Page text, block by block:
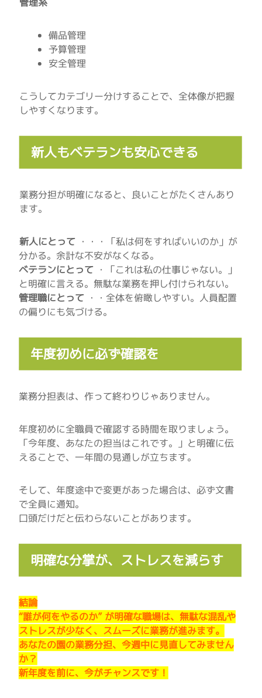
備品管理
予算管理
安全管理
こうしてカテゴリー分けすることで、全体像が把握
しやすくなります。
新人もベテランも安心できる
業務分担が明確になると、良いことがたくさんあり
ます。
新人にとって・・・「私は何をすればいいのか」が
分かる。余計な不安がなくなる。
ベテランにとって ・「これは私の仕事じゃない。」
と明確に言える。無駄な業務を押し付けられない。
管理職にとって ・・全体を俯瞰しやすい。人員配置
の偏りにも気づける。
年度初めに必ず確認を
業務分担表は、作って終わりじゃありません。
年度初めに全職員で確認する時間を取りましょう。
「今年度、あなたの担当はこれです。」と明確に伝
えることで、一年間の見通しが立ちます。
そして、年度途中で変更があった場合は、必ず文書
で全員に通知。
口頭だけだと伝わらないことがあります。
明確な分掌が、ストレスを減らす
結論
“誰が何をやるのか” が明確な職場は、無駄な混乱や
ストレスが少なく、スムーズに業務が進みます。
あなたの園の業務分担、今週中に見直してみません
か？
新年度を前に、今がチャンスです！